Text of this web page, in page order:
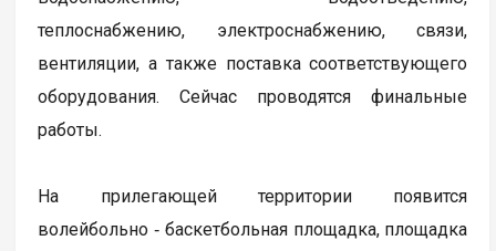
теплоснабжению, электроснабжению, связи,
вентиляции, а также поставка соответствующего
оборудования. Сейчас проводятся финальные
работы.
На прилегающей территории появится
волейбольно ‑ баскетбольная площадка, площадка